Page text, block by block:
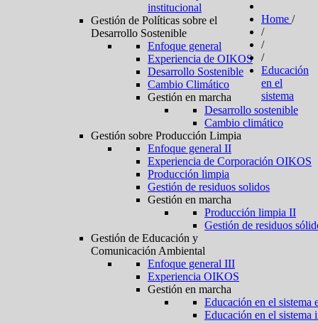
institucional
Gestión de Políticas sobre el
Desarrollo Sostenible
Enfoque general
Experiencia de OIKOS
Desarrollo Sostenible
Cambio Climático
Gestión en marcha
Desarrollo sostenible
Cambio climático
Gestión sobre Producción Limpia
Enfoque general II
Experiencia de Corporación OIKOS
Producción limpia
Gestión de residuos solidos
Gestión en marcha
Producción limpia II
Gestión de residuos
Gestión de Educación y
Comunicación Ambiental
Enfoque general III
Experiencia OIKOS
Gestión en marcha
Educación en el sistema
Educación en el sistema
Home /
/
/
/
Educación
en el
sistema